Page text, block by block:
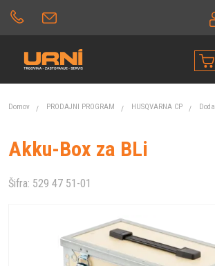
Domov PRODAJNI PROGRAM HUSQVARNA CP
Akku-Box za BLi
Šifra: 529 47 51-01